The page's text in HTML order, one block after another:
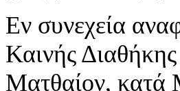
Εν συνεχεία
Καινής
Ματθαίον, κατά